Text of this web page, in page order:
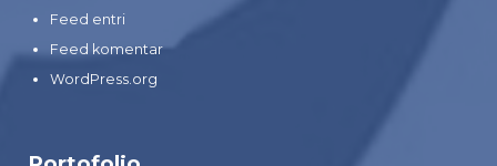
Feed entri
Feed komentar
WordPress.org